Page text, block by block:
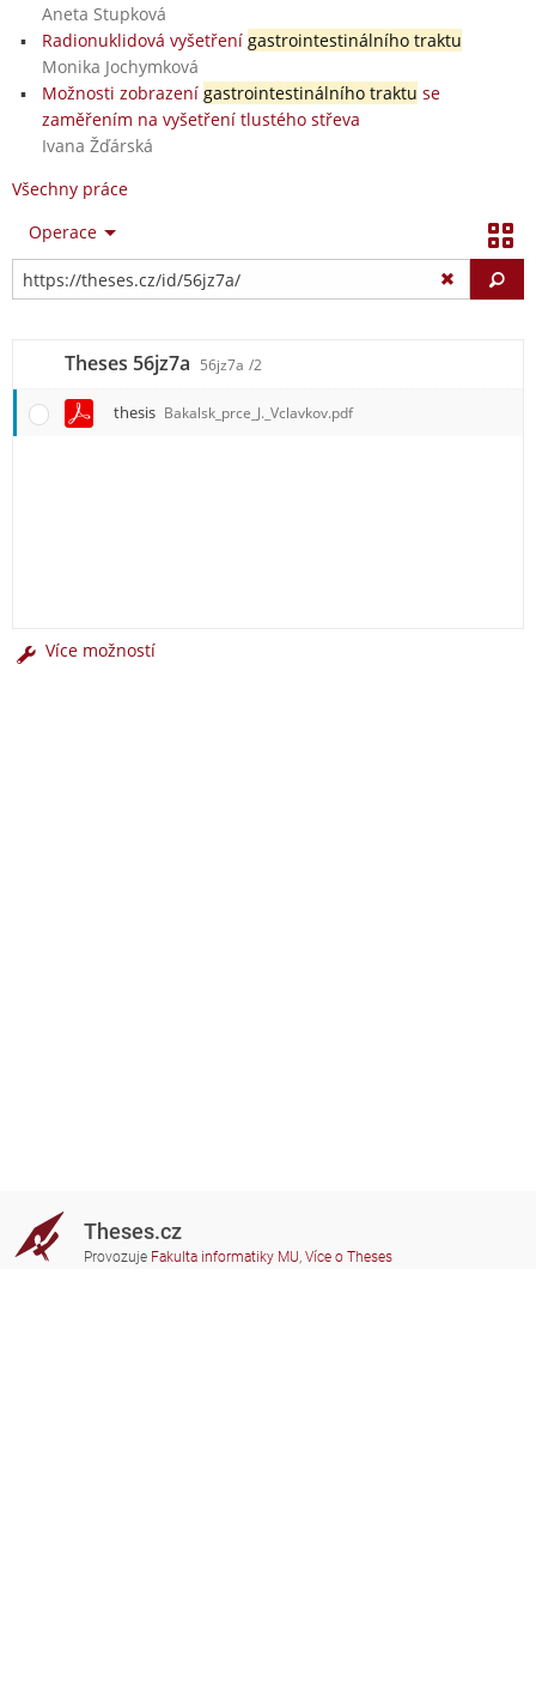
Aneta Stupková
Radionuklidová vyšetření gastrointestinálního traktu
Monika Jochymková
Možnosti zobrazení gastrointestinálního traktu se
zaměřením na vyšetření tlustého střeva
Ivana Žďárská
Všechny práce
Operace
Theses 56jz7a 56jz7a /2
thesis Bakalsk_prce_J._Vclavkov.pdf
Více možností
Theses.cz
Provozuje Fakulta informatiky MU, Více o Theses